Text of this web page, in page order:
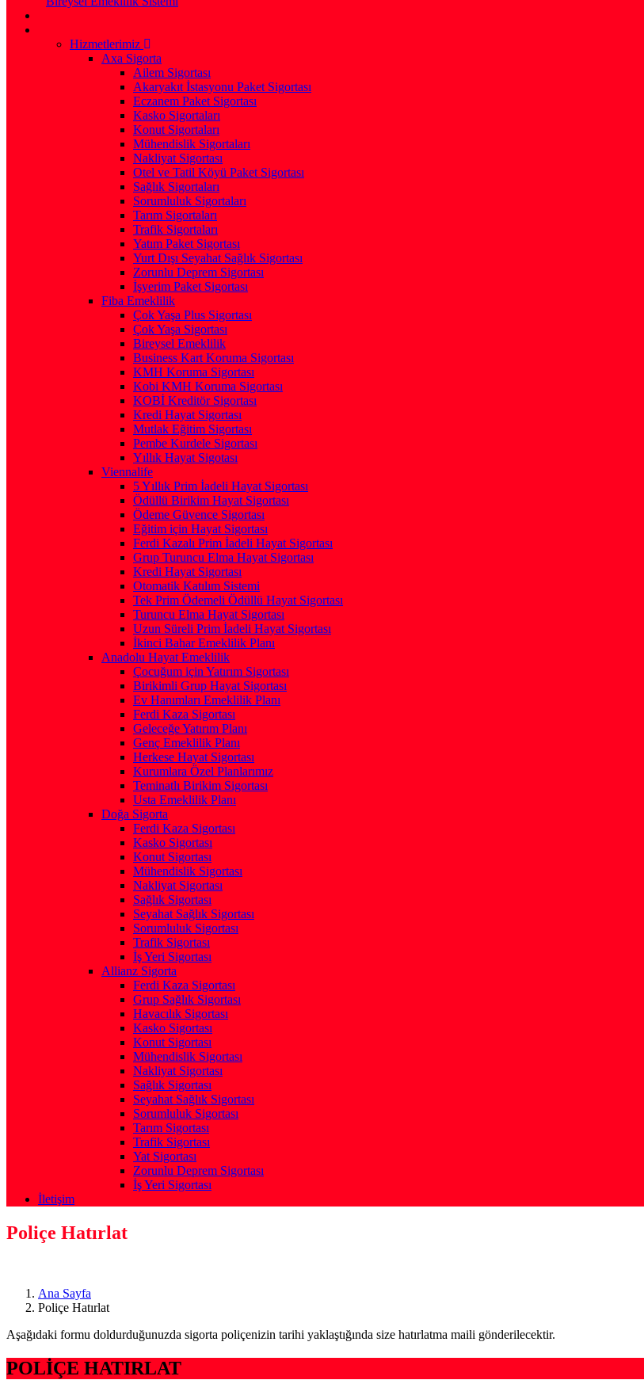
Hizmetlerimiz
Axa Sigorta
Ailem Sigortası
Akaryakıt İstasyonu Paket Sigortası
Eczanem Paket Sigortası
Kasko Sigortaları
Konut Sigortaları
Mühendislik Sigortaları
Nakliyat Sigortası
Otel ve Tatil Köyü Paket Sigortası
Sağlık Sigortaları
Sorumluluk Sigortaları
Tarım Sigortaları
Trafik Sigortaları
Yatım Paket Sigortası
Yurt Dışı Seyahat Sağlık Sigortası
Zorunlu Deprem Sigortası
İşyerim Paket Sigortası
Fiba Emeklilik
Çok Yaşa Plus Sigortası
Çok Yaşa Sigortası
Bireysel Emeklilik
Business Kart Koruma Sigortası
KMH Koruma Sigortası
Kobi KMH Koruma Sigortası
KOBİ Kreditör Sigortası
Kredi Hayat Sigortası
Mutlak Eğitim Sigortası
Pembe Kurdele Sigortası
Yıllık Hayat Sigotası
Viennalife
5 Yıllık Prim İadeli Hayat Sigortası
Ödüllü Birikim Hayat Sigortası
Ödeme Güvence Sigortası
Eğitim için Hayat Sigortası
Ferdi Kazalı Prim İadeli Hayat Sigortası
Grup Turuncu Elma Hayat Sigortası
Kredi Hayat Sigortası
Otomatik Katılım Sistemi
Tek Prim Ödemeli Ödüllü Hayat Sigortası
Turuncu Elma Hayat Sigortası
Uzun Süreli Prim İadeli Hayat Sigortası
İkinci Bahar Emeklilik Planı
Anadolu Hayat Emeklilik
Çocuğum için Yatırım Sigortası
Birikimli Grup Hayat Sigortası
Ev Hanımları Emeklilik Planı
Ferdi Kaza Sigortası
Geleceğe Yatırım Planı
Genç Emeklilik Planı
Herkese Hayat Sigortası
Kurumlara Özel Planlarımız
Teminatlı Birikim Sigortası
Usta Emeklilik Planı
Doğa Sigorta
Ferdi Kaza Sigortası
Kasko Sigortası
Konut Sigortası
Mühendislik Sigortası
Nakliyat Sigortası
Sağlık Sigortası
Seyahat Sağlık Sigortası
Sorumluluk Sigortası
Trafik Sigortası
İş Yeri Sigortası
Allianz Sigorta
Ferdi Kaza Sigortası
Grup Sağlık Sigortası
Havacılık Sigortası
Kasko Sigortası
Konut Sigortası
Mühendislik Sigortası
Nakliyat Sigortası
Sağlık Sigortası
Seyahat Sağlık Sigortası
Sorumluluk Sigortası
Tarım Sigortası
Trafik Sigortası
Yat Sigortası
Zorunlu Deprem Sigortası
İş Yeri Sigortası
İletişim
Poliçe Hatırlat
Ana Sayfa
Poliçe Hatırlat
Aşağıdaki formu doldurduğunuzda sigorta poliçenizin tarihi yaklaştığında size hatırlatma maili gönderilecektir.
POLİÇE HATIRLAT